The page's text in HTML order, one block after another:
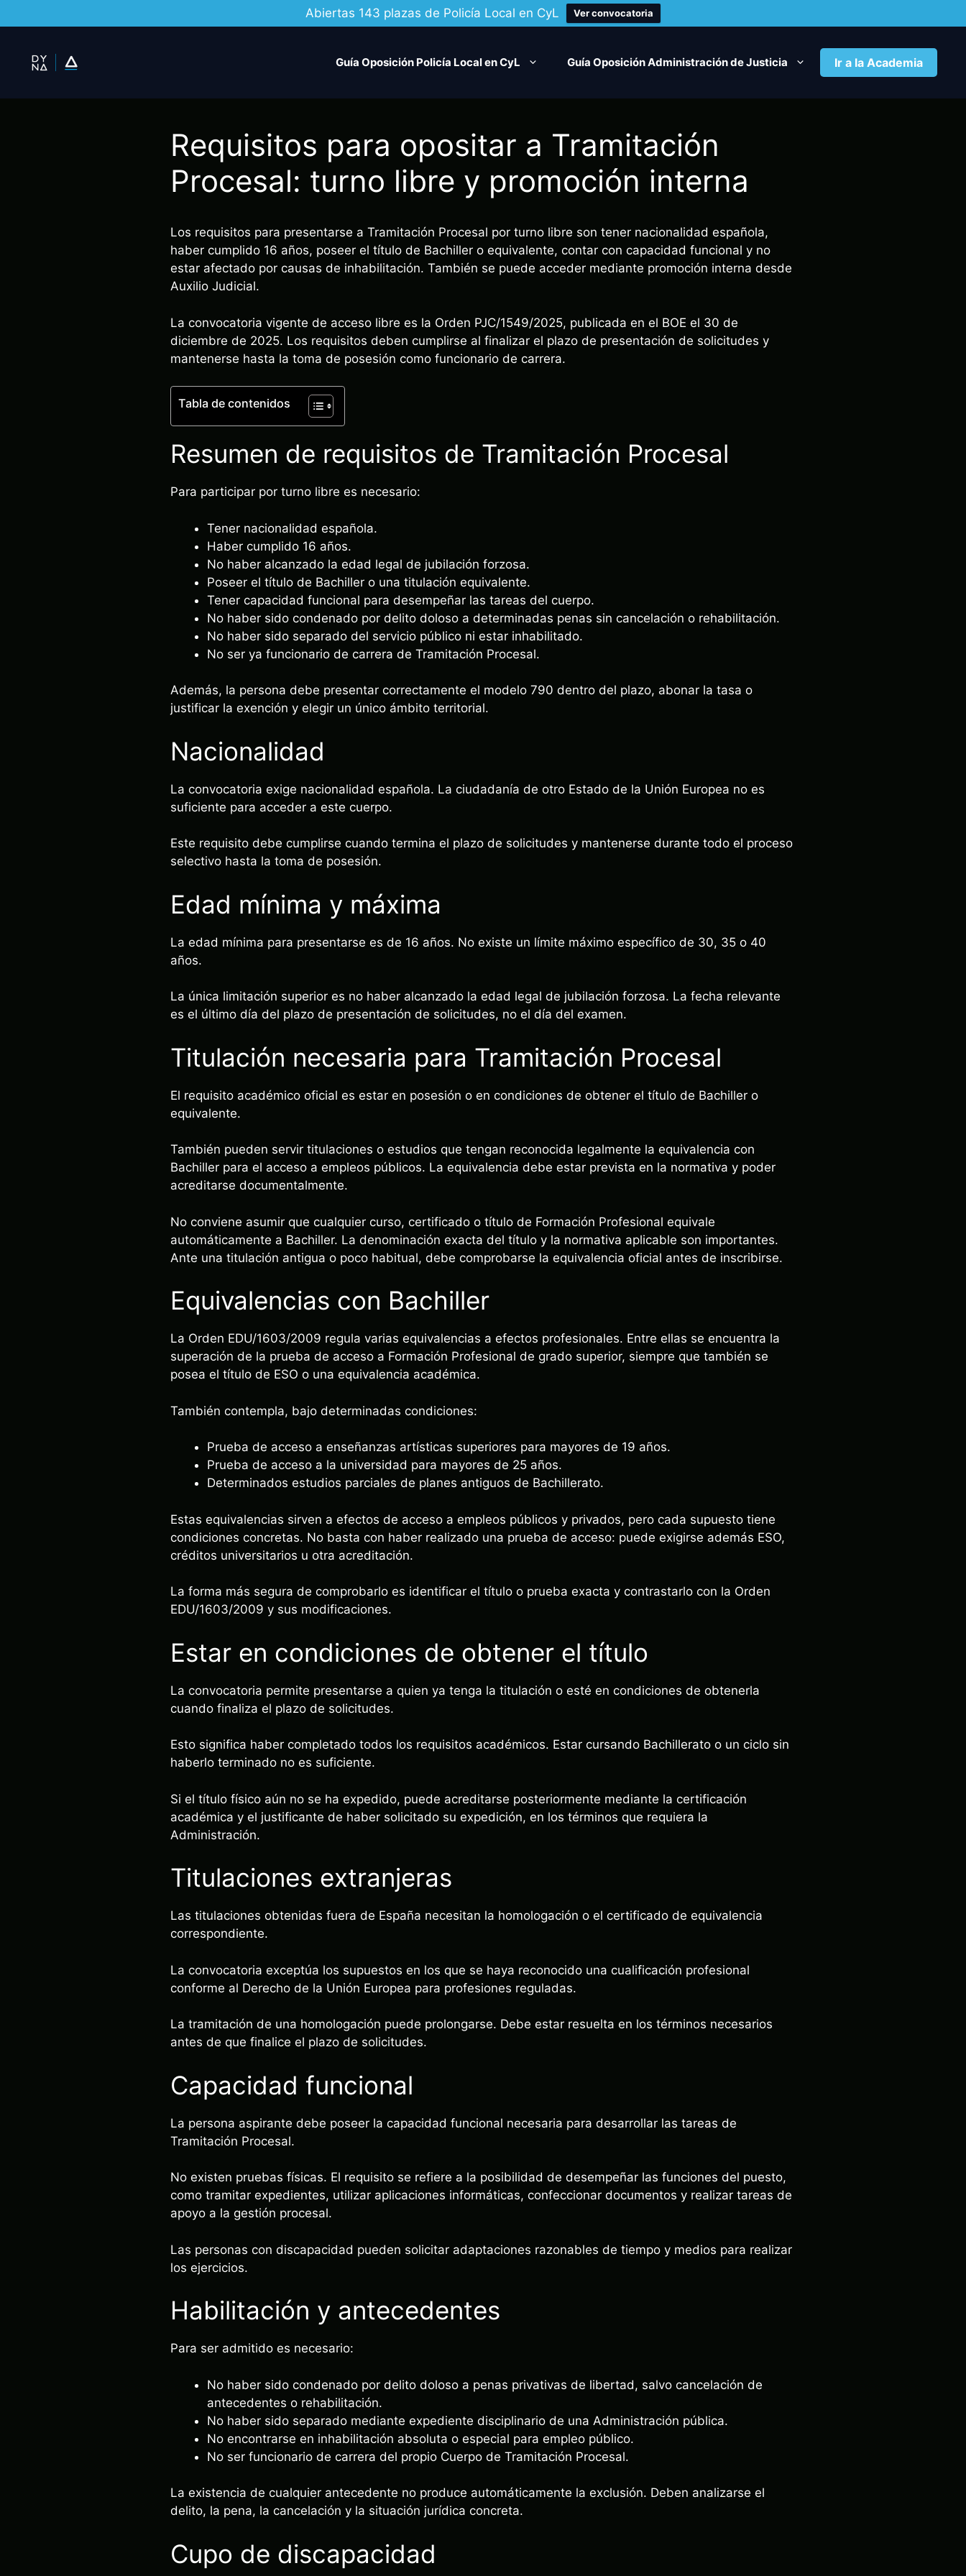
Abiertas 143 plazas de Policía Local en CyL Ver convocatoria
contenido
Guía Oposición Policía Local en CyL Guía Oposición Administración de Justicia Ir a la Academia
Requisitos para opositar a Tramitación
Procesal: turno libre y promoción interna
Los requisitos para presentarse a Tramitación Procesal por turno libre son tener nacionalidad española,
haber cumplido 16 años, poseer el título de Bachiller o equivalente, contar con capacidad funcional y no
estar afectado por causas de inhabilitación. También se puede acceder mediante promoción interna desde
Auxilio Judicial.
La convocatoria vigente de acceso libre es la Orden PJC/1549/2025, publicada en el BOE el 30 de
diciembre de 2025. Los requisitos deben cumplirse al finalizar el plazo de presentación de solicitudes y
mantenerse hasta la toma de posesión como funcionario de carrera.
Tabla de contenidos
Resumen de requisitos de Tramitación Procesal
Para participar por turno libre es necesario:
Tener nacionalidad española.
Haber cumplido 16 años.
No haber alcanzado la edad legal de jubilación forzosa.
Poseer el título de Bachiller o una titulación equivalente.
Tener capacidad funcional para desempeñar las tareas del cuerpo.
No haber sido condenado por delito doloso a determinadas penas sin cancelación o rehabilitación.
No haber sido separado del servicio público ni estar inhabilitado.
No ser ya funcionario de carrera de Tramitación Procesal.
Además, la persona debe presentar correctamente el modelo 790 dentro del plazo, abonar la tasa o
justificar la exención y elegir un único ámbito territorial.
Nacionalidad
La convocatoria exige nacionalidad española. La ciudadanía de otro Estado de la Unión Europea no es
suficiente para acceder a este cuerpo.
Este requisito debe cumplirse cuando termina el plazo de solicitudes y mantenerse durante todo el proceso
selectivo hasta la toma de posesión.
Edad mínima y máxima
La edad mínima para presentarse es de 16 años. No existe un límite máximo específico de 30, 35 o 40
años.
La única limitación superior es no haber alcanzado la edad legal de jubilación forzosa. La fecha relevante
es el último día del plazo de presentación de solicitudes, no el día del examen.
Titulación necesaria para Tramitación Procesal
El requisito académico oficial es estar en posesión o en condiciones de obtener el título de Bachiller o
equivalente.
También pueden servir titulaciones o estudios que tengan reconocida legalmente la equivalencia con
Bachiller para el acceso a empleos públicos. La equivalencia debe estar prevista en la normativa y poder
acreditarse documentalmente.
No conviene asumir que cualquier curso, certificado o título de Formación Profesional equivale
automáticamente a Bachiller. La denominación exacta del título y la normativa aplicable son importantes.
Ante una titulación antigua o poco habitual, debe comprobarse la equivalencia oficial antes de inscribirse.
Equivalencias con Bachiller
La Orden EDU/1603/2009 regula varias equivalencias a efectos profesionales. Entre ellas se encuentra la
superación de la prueba de acceso a Formación Profesional de grado superior, siempre que también se
posea el título de ESO o una equivalencia académica.
También contempla, bajo determinadas condiciones:
Prueba de acceso a enseñanzas artísticas superiores para mayores de 19 años.
Prueba de acceso a la universidad para mayores de 25 años.
Determinados estudios parciales de planes antiguos de Bachillerato.
Estas equivalencias sirven a efectos de acceso a empleos públicos y privados, pero cada supuesto tiene
condiciones concretas. No basta con haber realizado una prueba de acceso: puede exigirse además ESO,
créditos universitarios u otra acreditación.
La forma más segura de comprobarlo es identificar el título o prueba exacta y contrastarlo con la Orden
EDU/1603/2009 y sus modificaciones.
Estar en condiciones de obtener el título
La convocatoria permite presentarse a quien ya tenga la titulación o esté en condiciones de obtenerla
cuando finaliza el plazo de solicitudes.
Esto significa haber completado todos los requisitos académicos. Estar cursando Bachillerato o un ciclo sin
haberlo terminado no es suficiente.
Si el título físico aún no se ha expedido, puede acreditarse posteriormente mediante la certificación
académica y el justificante de haber solicitado su expedición, en los términos que requiera la
Administración.
Titulaciones extranjeras
Las titulaciones obtenidas fuera de España necesitan la homologación o el certificado de equivalencia
correspondiente.
La convocatoria exceptúa los supuestos en los que se haya reconocido una cualificación profesional
conforme al Derecho de la Unión Europea para profesiones reguladas.
La tramitación de una homologación puede prolongarse. Debe estar resuelta en los términos necesarios
antes de que finalice el plazo de solicitudes.
Capacidad funcional
La persona aspirante debe poseer la capacidad funcional necesaria para desarrollar las tareas de
Tramitación Procesal.
No existen pruebas físicas. El requisito se refiere a la posibilidad de desempeñar las funciones del puesto,
como tramitar expedientes, utilizar aplicaciones informáticas, confeccionar documentos y realizar tareas de
apoyo a la gestión procesal.
Las personas con discapacidad pueden solicitar adaptaciones razonables de tiempo y medios para realizar
los ejercicios.
Habilitación y antecedentes
Para ser admitido es necesario:
No haber sido condenado por delito doloso a penas privativas de libertad, salvo cancelación de
antecedentes o rehabilitación.
No haber sido separado mediante expediente disciplinario de una Administración pública.
No encontrarse en inhabilitación absoluta o especial para empleo público.
No ser funcionario de carrera del propio Cuerpo de Tramitación Procesal.
La existencia de cualquier antecedente no produce automáticamente la exclusión. Deben analizarse el
delito, la pena, la cancelación y la situación jurídica concreta.
Cupo de discapacidad